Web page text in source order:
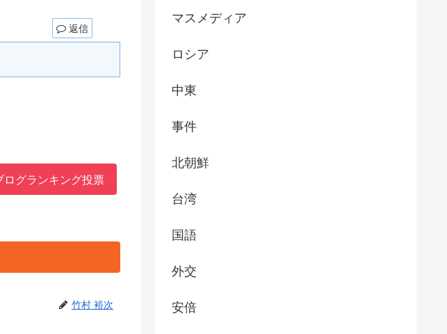
返信
ログランキング投票
竹村 裕次
マスメディア
ロシア
中東
事件
北朝鮮
台湾
国語
外交
安倍